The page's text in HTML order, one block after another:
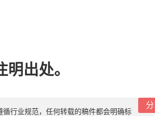
出处。
循行业规范，任何转载的稿件都会明确标